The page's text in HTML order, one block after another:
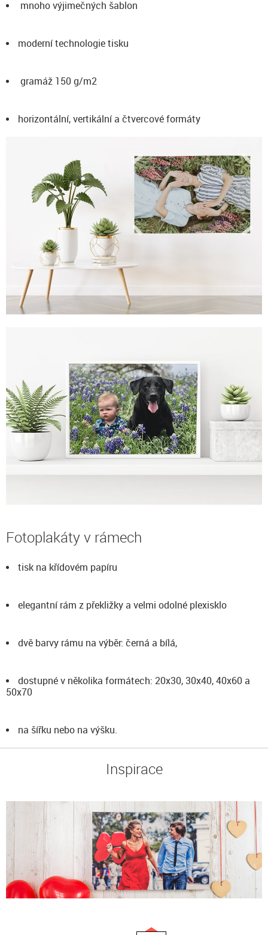
mnoho výjimečných šablon
moderní technologie tisku
gramáž 150 g/m2
horizontální, vertikální a čtvercové formáty
Fotoplakáty v rámech
tisk na křídovém papíru
elegantní rám z překližky a velmi odolné plexisklo
dvě barvy rámu na výběr: černá a bílá,
dostupné v několika formátech: 20x30, 30x40, 40x60 a
50x70
na šířku nebo na výšku.
Inspirace